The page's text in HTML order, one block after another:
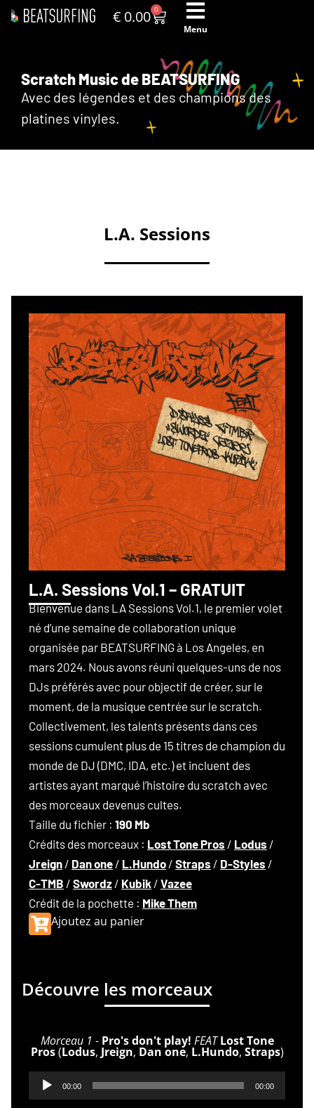
€ 0.00 0
Menu
Scratch Music de BEATSURFING
Avec des légendes et des champions des
platines vinyles.
L.A. Sessions
L.A. Sessions Vol.1 – GRATUIT
Bienvenue dans LA Sessions Vol.1, le premier volet
né d’une semaine de collaboration unique
organisée par BEATSURFING à Los Angeles, en
mars 2024. Nous avons réuni quelques-uns de nos
DJs préférés avec pour objectif de créer, sur le
moment, de la musique centrée sur le scratch.
Collectivement, les talents présents dans ces
sessions cumulent plus de 15 titres de champion du
monde de DJ (DMC, IDA, etc.) et incluent des
artistes ayant marqué l’histoire du scratch avec
des morceaux devenus cultes.
Taille du fichier : 190 Mb
Crédits des morceaux : Lost Tone Pros / Lodus /
Jreign / Dan one / L.Hundo / Straps / D-Styles /
C-TMB / Swordz / Kubik / Vazee
Crédit de la pochette : Mike Them
Ajoutez au panier
Découvre les morceaux
Morceau 1 - Pro's don't play! FEAT Lost Tone
Pros(Lodus, Jreign, Dan one, L.Hundo, Straps)
Lecteur
audio
00:00 00:00